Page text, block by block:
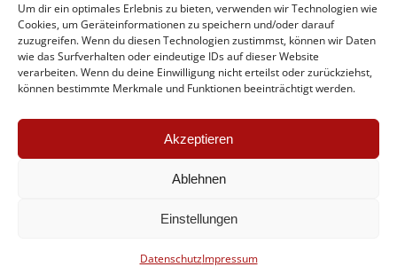
Um dir ein optimales Erlebnis zu bieten, verwenden wir Technologien wie
Cookies, um Geräteinformationen zu speichern und/oder darauf
zuzugreifen. Wenn du diesen Technologien zustimmst, können wir Daten
wie das Surfverhalten oder eindeutige IDs auf dieser Website
verarbeiten. Wenn du deine Einwilligung nicht erteilst oder zurückziehst,
können bestimmte Merkmale und Funktionen beeinträchtigt werden.
Akzeptieren
Ablehnen
Einstellungen
DatenschutzImpressum
Datenschutz